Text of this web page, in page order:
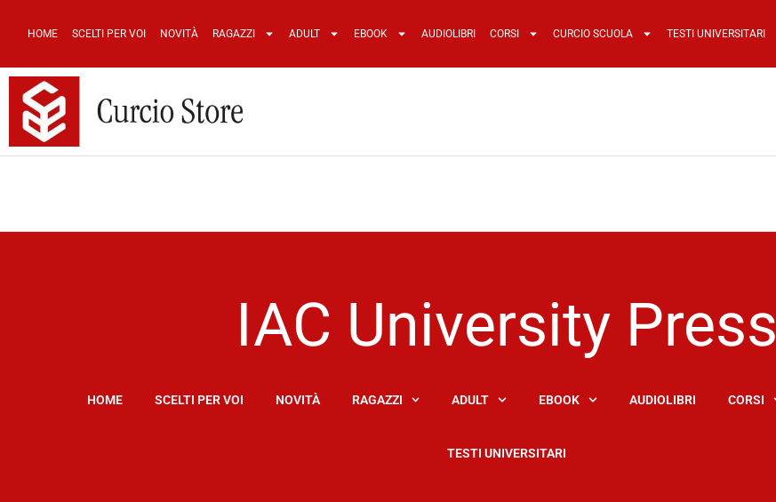
HOME SCELTI PER VOI NOVITÀ RAGAZZI ADULT EBOOK AUDIOLIBRI CORSI CURCIO SCUOLA TESTI UNIVERSITARI
IAC University Press
HOME SCELTI PER VOI NOVITÀ RAGAZZI ADULT EBOOK AUDIOLIBRI CORSI
TESTI UNIVERSITARI